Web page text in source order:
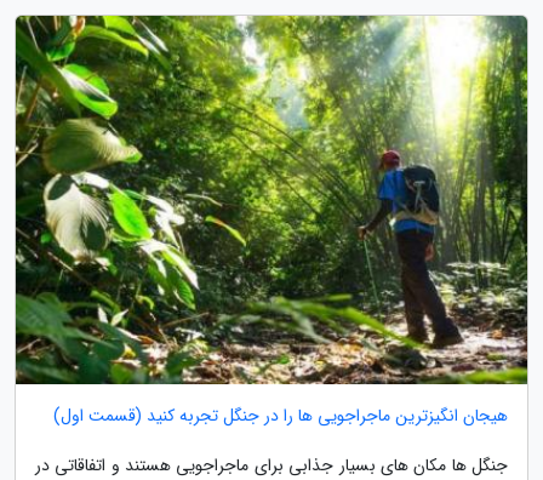
هیجان انگیزترین ماجراجویی ها را در جنگل تجربه کنید (قسمت اول)
جنگل ها مکان های بسیار جذابی برای ماجراجویی هستند و اتفاقاتی در